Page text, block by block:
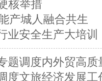
核举措
产城人融合共生
业安全生产大培训
题调度内外贸高
度文旅经济发展工